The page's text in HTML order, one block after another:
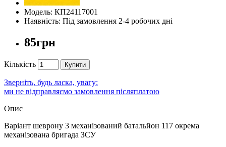
Модель: КП24117001
Наявність: Під замовлення 2-4 робочих дні
85грн
Кількість Купити
Зверніть, будь ласка, увагу:
ми не відправляємо замовлення післяплатою
Опис
Варіант шеврону 3 механізований батальйон 117 окрема
механізована бригада ЗСУ